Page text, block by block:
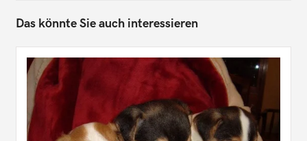
Das könnte Sie auch interessieren